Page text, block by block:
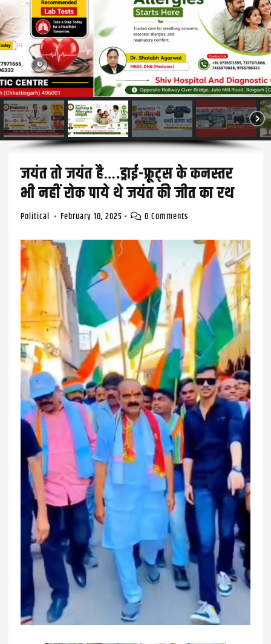
जयंत तो जयंत है….ड्राई-फ्रूट्स के कनस्तर
भी नहीं रोक पाये थे जयंत की जीत का रथ
Political February 10, 2025 0 Comments